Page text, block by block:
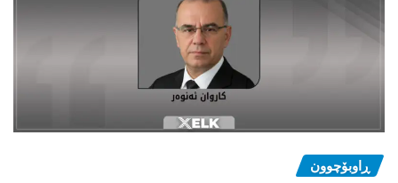
ڕاوبۆچوون